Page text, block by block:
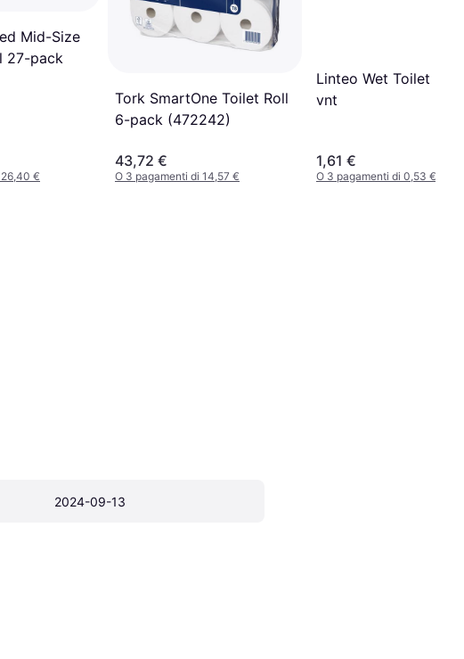
Mid-Size
27-pack
€
Tork SmartOne Toilet Roll
6-pack (472242)
43,72 €
O 3 pagamenti di 14,57 €
Linteo Wet Toilet
vnt
1,61 €
O 3 pagamenti di 0,53 €
2024-09-13